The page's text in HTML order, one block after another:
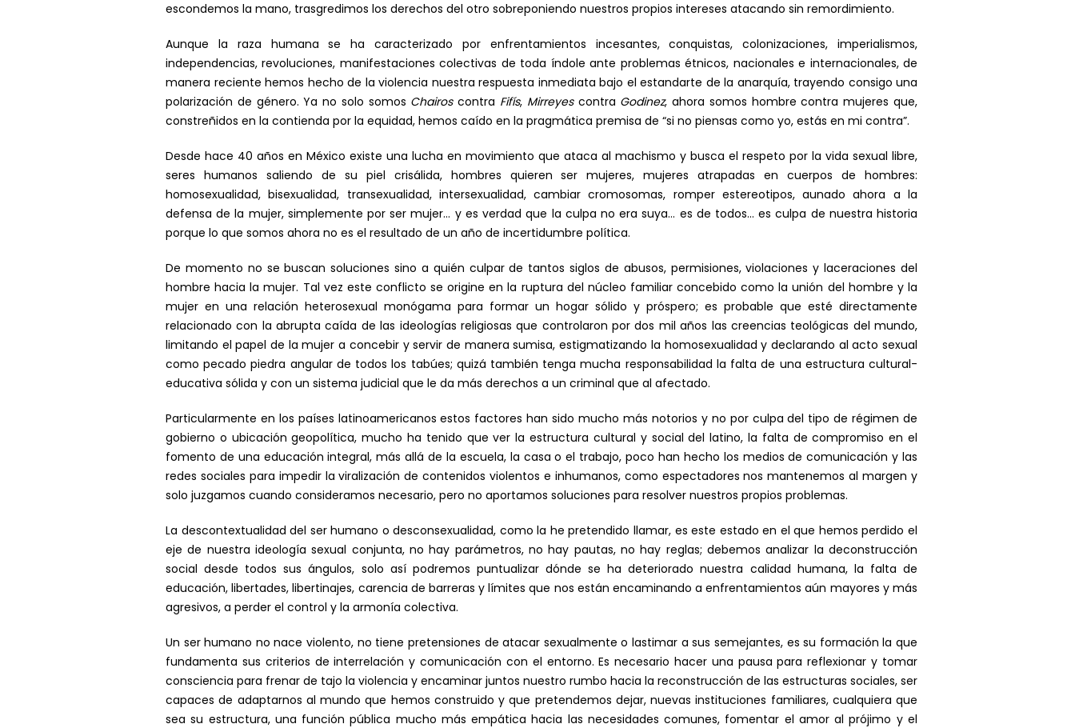
escondemos la mano, trasgredimos los derechos del otro sobreponiendo nuestros propios intereses atacando sin remordimiento.
Aunque la raza humana se ha caracterizado por enfrentamientos incesantes, conquistas, colonizaciones, imperialismos,
independencias, revoluciones, manifestaciones colectivas de toda índole ante problemas étnicos, nacionales e internacionales, de
manera reciente hemos hecho de la violencia nuestra respuesta inmediata bajo el estandarte de la anarquía, trayendo consigo una
polarización de género. Ya no solo somos Chairoscontra Fifís, Mirreyescontra Godinez, ahora somos hombre contra mujeres que,
constreñidos en la contienda por la equidad, hemos caído en la pragmática premisa de “si no piensas como yo, estás en mi contra”.
Desde hace 40 años en México existe una lucha en movimiento que ataca al machismo y busca el respeto por la vida sexual libre,
seres humanos saliendo de su piel crisálida, hombres quieren ser mujeres, mujeres atrapadas en cuerpos de hombres:
homosexualidad, bisexualidad, transexualidad, intersexualidad, cambiar cromosomas, romper estereotipos, aunado ahora a la
defensa de la mujer, simplemente por ser mujer… y es verdad que la culpa no era suya… es de todos… es culpa de nuestra historia
porque lo que somos ahora no es el resultado de un año de incertidumbre política.
De momento no se buscan soluciones sino a quién culpar de tantos siglos de abusos, permisiones, violaciones y laceraciones del
hombre hacia la mujer. Tal vez este conflicto se origine en la ruptura del núcleo familiar concebido como la unión del hombre y la
mujer en una relación heterosexual monógama para formar un hogar sólido y próspero; es probable que esté directamente
relacionado con la abrupta caída de las ideologías religiosas que controlaron por dos mil años las creencias teológicas del mundo,
limitando el papel de la mujer a concebir y servir de manera sumisa, estigmatizando la homosexualidad y declarando al acto sexual
como pecado piedra angular de todos los tabúes; quizá también tenga mucha responsabilidad la falta de una estructura cultural-
educativa sólida y con un sistema judicial que le da más derechos a un criminal que al afectado.
Particularmente en los países latinoamericanos estos factores han sido mucho más notorios y no por culpa del tipo de régimen de
gobierno o ubicación geopolítica, mucho ha tenido que ver la estructura cultural y social del latino, la falta de compromiso en el
fomento de una educación integral, más allá de la escuela, la casa o el trabajo, poco han hecho los medios de comunicación y las
redes sociales para impedir la viralización de contenidos violentos e inhumanos, como espectadores nos mantenemos al margen y
solo juzgamos cuando consideramos necesario, pero no aportamos soluciones para resolver nuestros propios problemas.
La descontextualidad del ser humano o desconsexualidad, como la he pretendido llamar, es este estado en el que hemos perdido el
eje de nuestra ideología sexual conjunta, no hay parámetros, no hay pautas, no hay reglas; debemos analizar la deconstrucción
social desde todos sus ángulos, solo así podremos puntualizar dónde se ha deteriorado nuestra calidad humana, la falta de
educación, libertades, libertinajes, carencia de barreras y límites que nos están encaminando a enfrentamientos aún mayores y más
agresivos, a perder el control y la armonía colectiva.
Un ser humano no nace violento, no tiene pretensiones de atacar sexualmente o lastimar a sus semejantes, es su formación la que
fundamenta sus criterios de interrelación y comunicación con el entorno. Es necesario hacer una pausa para reflexionar y tomar
consciencia para frenar de tajo la violencia y encaminar juntos nuestro rumbo hacia la reconstrucción de las estructuras sociales, ser
capaces de adaptarnos al mundo que hemos construido y que pretendemos dejar, nuevas instituciones familiares, cualquiera que
sea su estructura, una función pública mucho más empática hacia las necesidades comunes, fomentar el amor al prójimo y el